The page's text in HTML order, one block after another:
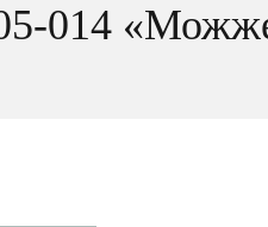
014